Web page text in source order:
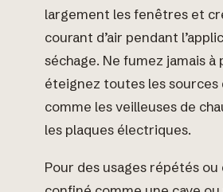
largement les fenêtres et
courant d’air pendant
séchage. Ne fumez jamais
éteignez toutes les sources
comme les veilleuses de
les plaques électriques.
Pour des usages répétés ou